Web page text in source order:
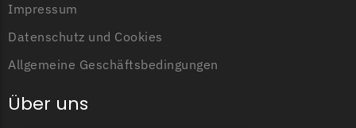
Impressum
Datenschutz und Cookies
Allgemeine Geschäftsbedingungen
Über uns